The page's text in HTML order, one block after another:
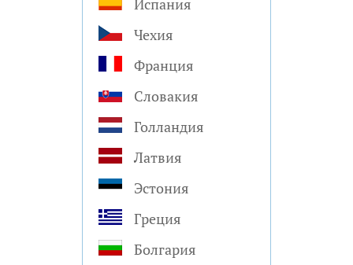
Испания
Чехия
Франция
Словакия
Голландия
Латвия
Эстония
Греция
Болгария